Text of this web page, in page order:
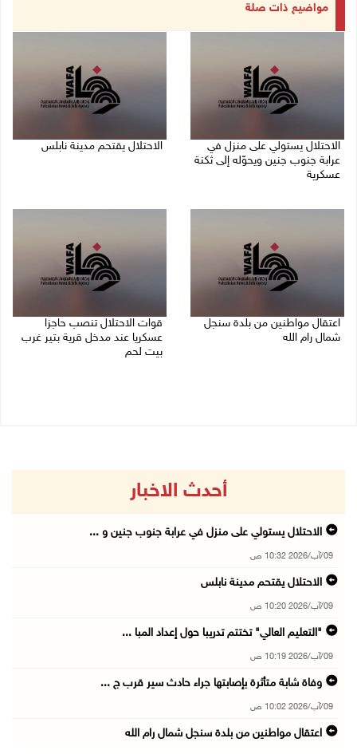
مواضيع ذات صلة
الاحتلال يستولي على منزل في
عرابة جنوب جنين ويحوّله إلى ثكنة
عسكرية
الاحتلال يقتحم مدينة نابلس
اعتقال مواطنين من بلدة سنجل
شمال رام الله
قوات الاحتلال تنصب حاجزا
عسكريا عند مدخل قرية بتير غرب
بيت لحم
أحدث الاخبار
الاحتلال يستولي على منزل في عرابة جنوب جنين و ...
09/آب/2026 10:32 ص
الاحتلال يقتحم مدينة نابلس
09/آب/2026 10:20 ص
"التعليم العالي" تختتم تدريبا حول إعداد المبا ...
09/آب/2026 10:19 ص
وفاة شابة متأثرة بإصابتها جراء حادث سير قرب ج ...
09/آب/2026 10:02 ص
اعتقال مواطنين من بلدة سنجل شمال رام الله